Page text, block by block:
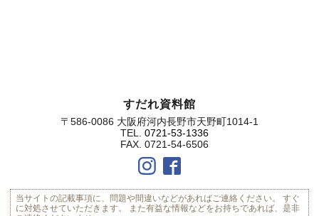
すだれ資料館
〒586-0086 大阪府河内長野市天野町1014-1
TEL. 0721-53-1336
FAX. 0721-54-6506
当サイトの記載事項に、問題や間違いなどがあればご連絡ください。
すぐ
に対処させていただきます。
また有益な情報などをお持ちであれば、是非